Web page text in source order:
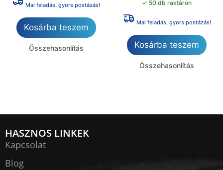
Mai feladás, gyors postázás!
Kosárba teszem
Összehasonlítás
✓ 50 db raktáron
Mai feladás, gyors postázás!
Kosárba teszem
Összehasonlítás
HASZNOS LINKEK
Kapcsolat
Blog